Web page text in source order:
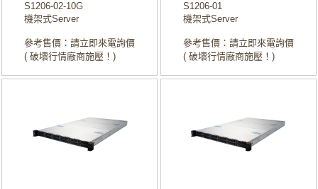
S1206-02-10G
機架式Server
參考售價：請立即來電詢價
( 破壞行情廠商施壓！)
S1206-01
機架式Server
參考售價：請立即來電詢價
( 破壞行情廠商施壓！)